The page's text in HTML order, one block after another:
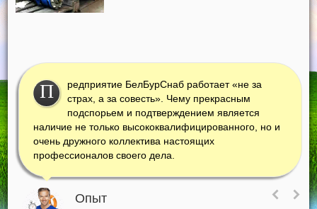
П
редприятие БелБурСнаб работает «не за
страх, а за совесть». Чему прекрасным
подспорьем и подтверждением является
наличие не только высококвалифицированного, но и
очень дружного коллектива настоящих
профессионалов своего дела.
Опыт